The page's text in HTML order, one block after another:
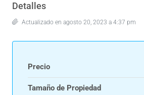
Detalles
Actualizado en agosto 20, 2023 a 4:37 pm
Precio
Tamaño de Propiedad